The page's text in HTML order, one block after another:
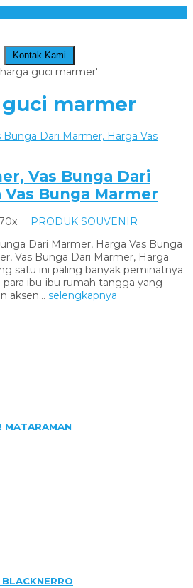
Kontak Kami
guci marmer'
marmer
Vas Bunga Dari
Bunga Marmer
PRODUK SOUVENIR
Dari Marmer, Harga Vas Bunga
Vas Bunga Dari Marmer, Harga
satu ini paling banyak peminatnya.
para ibu-ibu rumah tangga yang
aksen... selengkapnya
MATARAMAN